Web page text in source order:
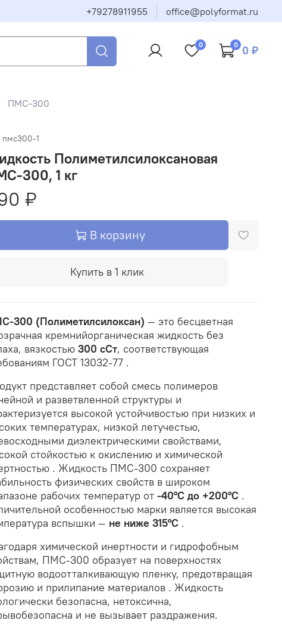
+79278911955 office@polyformat.ru
0 0 0 ₽
ПМС-300
пмс300-1
Полиметилсилоксановая
300, 1 кг
₽
В корзину
Купить в 1 клик
300 (Полиметилсилоксан) — это бесцветная
кремнийорганическая жидкость без
вязкостью 300 сСт, соответствующая
ГОСТ 13032-77 .
представляет собой смесь полимеров
и разветвленной структуры и
высокой устойчивостью при низких и
температурах, низкой летучестью,
диэлектрическими свойствами,
стойкостью к окислению и химической
. Жидкость ПМС-300 сохраняет
физических свойств в широком
рабочих температур от -40°C до +200°C .
особенностью марки является высокая
вспышки — не ниже 315°C .
химической инертности и гидрофобным
ПМС-300 образует на поверхностях
водоотталкивающую пленку, предотвращая
и прилипание материалов . Жидкость
безопасна, нетоксична,
и не вызывает раздражения.